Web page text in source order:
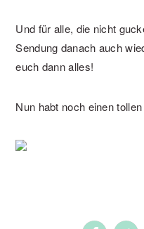
Und für alle, die nicht
Sendung danach auch
euch dann alles!
Nun habt noch einen